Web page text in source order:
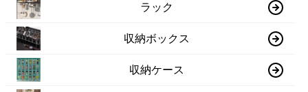
ラック
収納ボックス
収納ケース